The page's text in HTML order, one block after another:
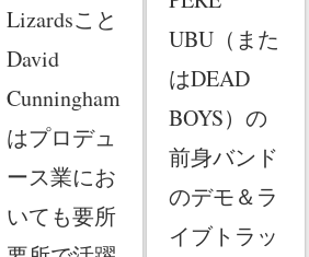
UBU（また
はDEAD
BOYS）の
前身バンド
のデモ＆ラ
イブトラッ
Lizardsこと
David
Cunningham
はプロデュ
ース業にお
いても要所